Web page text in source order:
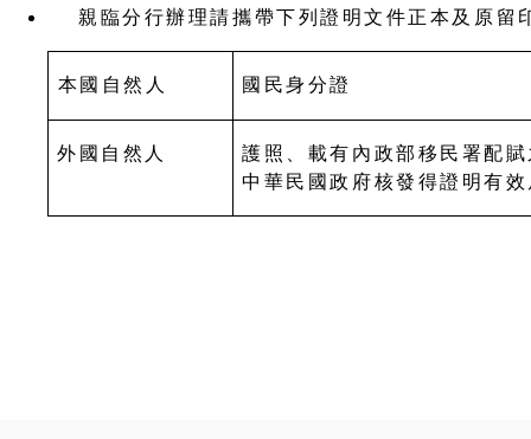
親臨分行辦理請攜帶下列證明文件正本及原留
本國自然人 國民身分證
外國自然人
護照、載有內政部移民署配
中華民國政府核發得證明有